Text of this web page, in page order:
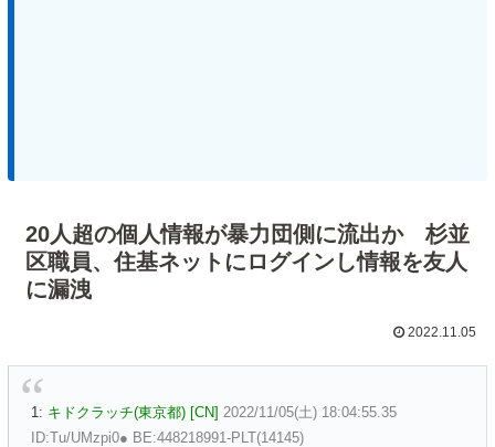
20人超の個人情報が暴力団側に流出か 杉並
区職員、住基ネットにログインし情報を友人
に漏洩
2022.11.05
1: キドクラッチ(東京都) [CN] 2022/11/05(土) 18:04:55.35
ID:Tu/UMzpi0● BE:448218991-PLT(14145)